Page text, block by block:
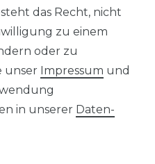
das Recht, nicht
zu einem
oder zu
unser Impressum und
in unserer Daten­